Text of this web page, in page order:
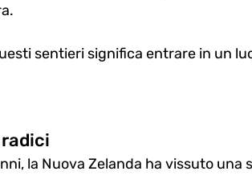
sentieri significa entrare in un
la Nuova Zelanda ha vissuto una